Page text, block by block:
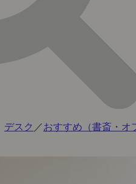
デスク ／おすすめ（書斎・オ